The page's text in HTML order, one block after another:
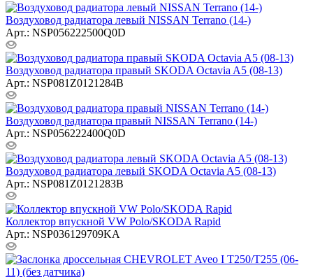
Воздуховод радиатора левый NISSAN Terrano (14-)
Арт.: NSP056222500Q0D
Воздуховод радиатора правый SKODA Octavia A5 (08-13)
Арт.: NSP081Z0121284B
Воздуховод радиатора правый NISSAN Terrano (14-)
Арт.: NSP056222400Q0D
Воздуховод радиатора левый SKODA Octavia A5 (08-13)
Арт.: NSP081Z0121283B
Коллектор впускной VW Polo/SKODA Rapid
Арт.: NSP036129709KA